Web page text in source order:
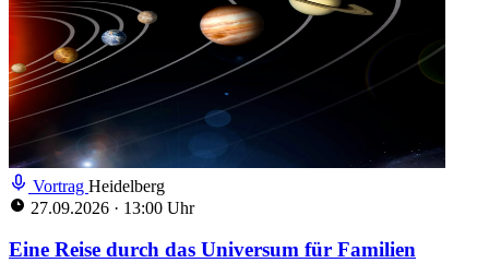
Vortrag Heidelberg
27.09.2026 · 13:00 Uhr
Eine Reise durch das Universum für Familien